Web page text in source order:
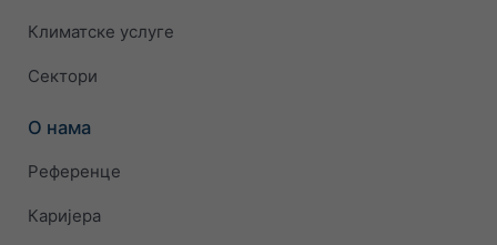
Климатске услуге
Сектори
О нама
Референце
Каријера